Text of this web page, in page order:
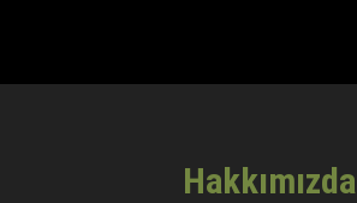
Hakkımızda